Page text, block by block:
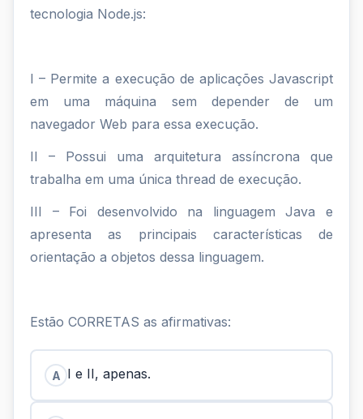
tecnologia Node.js:
I – Permite a execução de aplicações Javascript
em uma máquina sem depender de um
navegador Web para essa execução.
II – Possui uma arquitetura assíncrona que
trabalha em uma única thread de execução.
III – Foi desenvolvido na linguagem Java e
apresenta as principais características de
orientação a objetos dessa linguagem.
Estão CORRETAS as afirmativas:
A I e II, apenas.